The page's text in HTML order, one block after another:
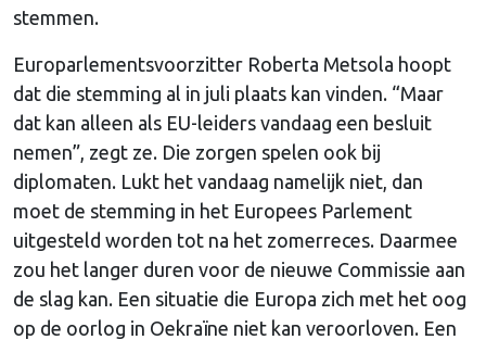
stemmen.
Europarlementsvoorzitter Roberta Metsola hoopt
dat die stemming al in juli plaats kan vinden. “Maar
dat kan alleen als EU-leiders vandaag een besluit
nemen”, zegt ze. Die zorgen spelen ook bij
diplomaten. Lukt het vandaag namelijk niet, dan
moet de stemming in het Europees Parlement
uitgesteld worden tot na het zomerreces. Daarmee
zou het langer duren voor de nieuwe Commissie aan
de slag kan. Een situatie die Europa zich met het oog
op de oorlog in Oekraïne niet kan veroorloven. Een